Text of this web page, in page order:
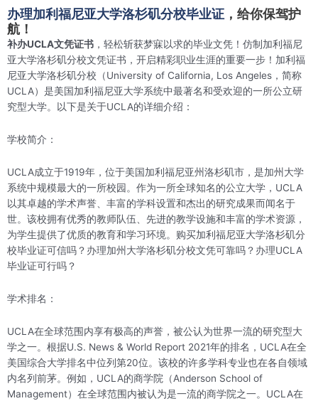
办理加利福尼亚大学洛杉矶分校毕业证 ，给你保驾护
航！
补办UCLA文凭证书 ，轻松斩获梦寐以求的毕业文凭！仿制加利福尼
亚大学洛杉矶分校文凭证书，开启精彩职业生涯的重要一步！加利福
尼亚大学洛杉矶分校（University of California, Los Angeles，简称
UCLA）是美国加利福尼亚大学系统中最著名和受欢迎的一所公立研
究型大学。以下是关于UCLA的详细介绍：
学校简介：
UCLA成立于1919年，位于美国加利福尼亚州洛杉矶市，是加州大学
系统中规模最大的一所校园。作为一所全球知名的公立大学，UCLA
以其卓越的学术声誉、丰富的学科设置和杰出的研究成果而闻名于
世。该校拥有优秀的教师队伍、先进的教学设施和丰富的学术资源，
为学生提供了优质的教育和学习环境。购买加利福尼亚大学洛杉矶分
校毕业证可信吗？办理加州大学洛杉矶分校文凭可靠吗？办理UCLA
毕业证可行吗？
学术排名：
UCLA在全球范围内享有极高的声誉，被公认为世界一流的研究型大
学之一。根据U.S. News & World Report 2021年的排名，UCLA在全
美国综合大学排名中位列第20位。该校的许多学科专业也在各自领域
内名列前茅。例如，UCLA的商学院（Anderson School of
Management）在全球范围内被认为是一流的商学院之一。UCLA在